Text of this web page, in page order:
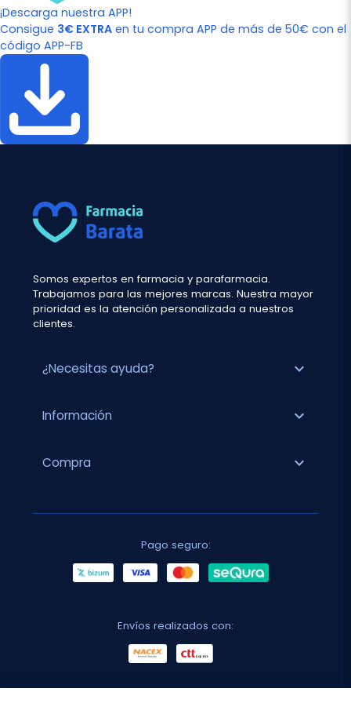
¡Descarga nuestra APP!
Consigue 3€ EXTRA en tu compra APP de más de 50€ con el
código APP-FB
Somos expertos en farmacia y parafarmacia.
Trabajamos para las mejores marcas. Nuestra mayor
prioridad es la atención personalizada a nuestros
clientes.
¿Necesitas ayuda? expand_more
Información expand_more
Compra expand_more
Pago seguro:
Envíos realizados con: